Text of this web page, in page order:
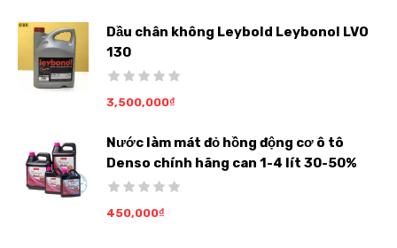
Dầu chân không Leybold Leybonol LVO
130
3,500,000₫
Nước làm mát đỏ hồng động cơ ô tô
Denso chính hãng can 1-4 lít 30-50%
450,000₫